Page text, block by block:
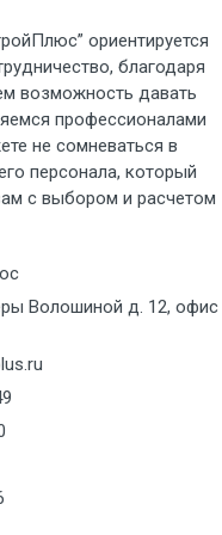
вес до 3 тн
вес до 5 тн
вес до 8 тн
вес до 10 тн
вес до 20 тн
до 6 м, вес до 5 тн
ориентируется
благодаря
возможность давать
профессионалами
не сомневаться в
персонала, который
с выбором и расчетом
Волошиной д. 12, офис